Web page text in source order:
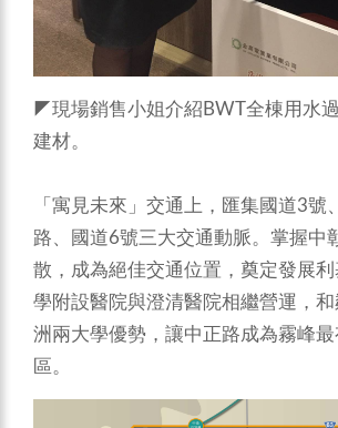
◤現場銷售小姐介紹BWT全棟用水
建材。
「寓見未來」交通上，匯集國道3號
路、國道6號三大交通動脈。掌握中
散，成為絕佳交通位置，奠定發展
學附設醫院與澄清醫院相繼營運，
洲兩大學優勢，讓中正路成為霧峰
區。